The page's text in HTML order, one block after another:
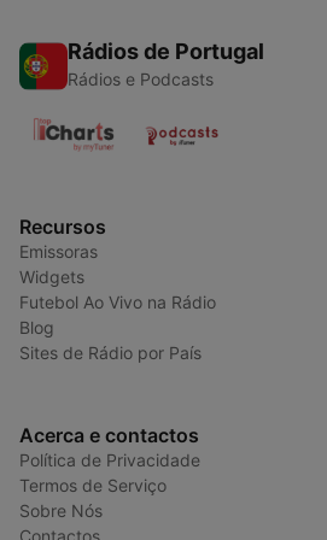
Rádios de Portugal
Rádios e Podcasts
Recursos
Emissoras
Widgets
Futebol Ao Vivo na Rádio
Blog
Sites de Rádio por País
Acerca e contactos
Política de Privacidade
Termos de Serviço
Sobre Nós